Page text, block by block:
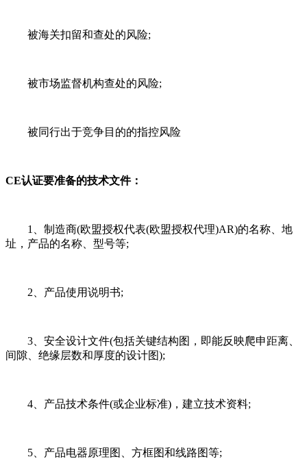
被海关扣留和查处的风险;
被市场监督机构查处的风险;
被同行出于竞争目的的指控风险
CE认证要准备的技术文件：
1、制造商(欧盟授权代表(欧盟授权代理)AR)的名称、地
址，产品的名称、型号等;
2、产品使用说明书;
3、安全设计文件(包括关键结构图，即能反映爬申距离、
间隙、绝缘层数和厚度的设计图);
4、产品技术条件(或企业标准)，建立技术资料;
5、产品电器原理图、方框图和线路图等;